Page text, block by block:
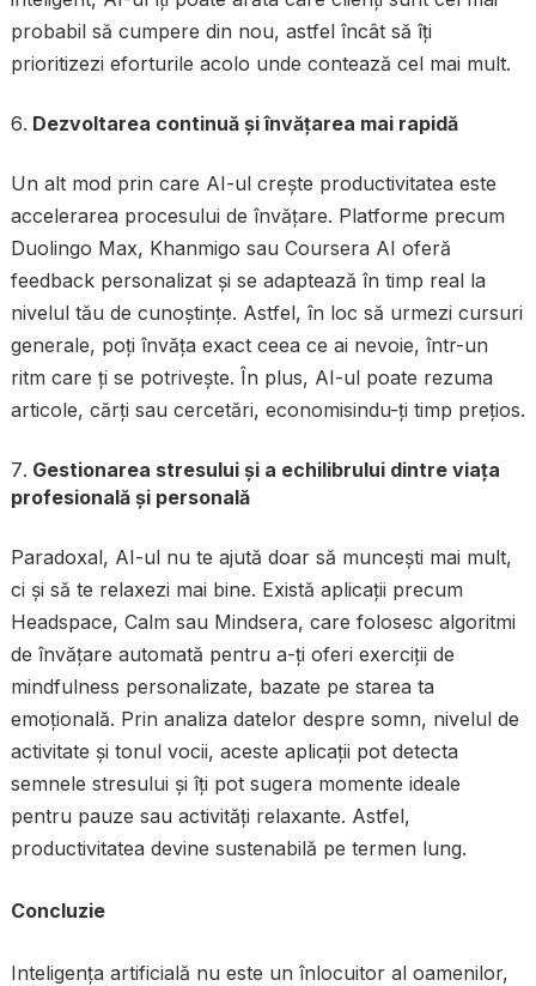
probabil să cumpere din nou, astfel încât să îți
prioritizezi eforturile acolo unde contează cel mai mult.
Dezvoltarea continuă și învățarea mai rapidă
Un alt mod prin care AI-ul crește productivitatea este
accelerarea procesului de învățare. Platforme precum
Duolingo Max, Khanmigo sau Coursera AI oferă
feedback personalizat și se adaptează în timp real la
nivelul tău de cunoștințe. Astfel, în loc să urmezi cursuri
generale, poți învăța exact ceea ce ai nevoie, într-un
ritm care ți se potrivește. În plus, AI-ul poate rezuma
articole, cărți sau cercetări, economisindu-ți timp prețios.
Gestionarea stresului și a echilibrului dintre viața
profesională și personală
Paradoxal, AI-ul nu te ajută doar să muncești mai mult,
ci și să te relaxezi mai bine. Există aplicații precum
Headspace, Calm sau Mindsera, care folosesc algoritmi
de învățare automată pentru a-ți oferi exerciții de
mindfulness personalizate, bazate pe starea ta
emoțională. Prin analiza datelor despre somn, nivelul de
activitate și tonul vocii, aceste aplicații pot detecta
semnele stresului și îți pot sugera momente ideale
pentru pauze sau activități relaxante. Astfel,
productivitatea devine sustenabilă pe termen lung.
Concluzie
Inteligența artificială nu este un înlocuitor al oamenilor,